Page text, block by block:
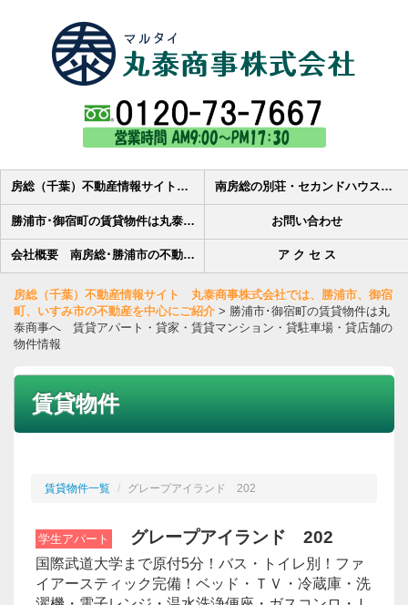
房総（千葉）不動産情報サイト 丸泰商事株式会社では、勝浦市、御宿町、いすみ市の不動産を中心にご紹介 南房総の別荘・セカンドハウス・田舎暮らし・土地・マンション・中古住宅の売買物件検索-丸泰商事株式会社
勝浦市･御宿町の賃貸物件は丸泰商事へ 賃貸アパート・貸家・賃貸マンション・貸駐車場・貸店舗の物件情報 お問い合わせ
会社概要 南房総･勝浦市の不動産会社丸泰商事株式会社です ア ク セ ス
房総（千葉）不動産情報サイト 丸泰商事株式会社では、勝浦市、御宿
町、いすみ市の不動産を中心にご紹介 > 勝浦市･御宿町の賃貸物件は丸
泰商事へ 賃貸アパート・貸家・賃貸マンション・貸駐車場・貸店舗の
物件情報
賃貸物件